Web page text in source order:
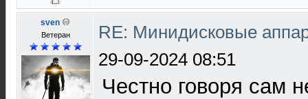
sven
Ветеран
RE: Минидисковые
29-09-2024 08:51
Честно говоря сам